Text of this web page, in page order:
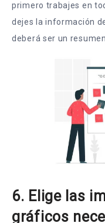
primero trabajes en
dejes la información
deberá ser un
6. Elige las
gráficos